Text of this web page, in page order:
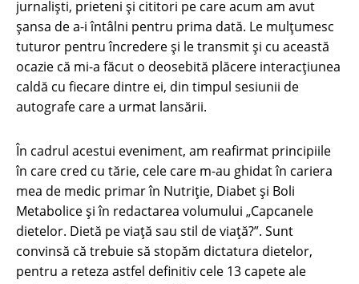
jurnaliști, prieteni și cititori pe care acum am avut
șansa de a-i întâlni pentru prima dată. Le mulțumesc
tuturor pentru încredere și le transmit și cu această
ocazie că mi-a făcut o deosebită plăcere interacțiunea
caldă cu fiecare dintre ei, din timpul sesiunii de
autografe care a urmat lansării.
În cadrul acestui eveniment, am reafirmat principiile
în care cred cu tărie, cele care m-au ghidat în cariera
mea de medic primar în Nutriție, Diabet și Boli
Metabolice și în redactarea volumului „Capcanele
dietelor. Dietă pe viață sau stil de viață?”. Sunt
convinsă că trebuie să stopăm dictatura dietelor,
pentru a reteza astfel definitiv cele 13 capete ale